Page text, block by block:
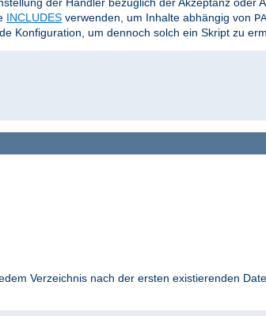
INCLUDES verwenden, um Inhalte abhängig von
Konfiguration, um dennoch solch ein Skript zu
Verzeichnis nach der ersten existierenden